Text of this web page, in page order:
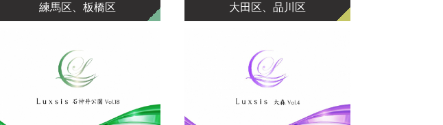
練馬区、板橋区 大田区、品川区